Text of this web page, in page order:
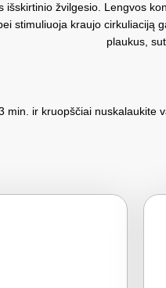
žvilgesio. Lengvos
stimuliuoja kraujo cirkuliaciją
plaukus,
ir kruopščiai nuskalaukite